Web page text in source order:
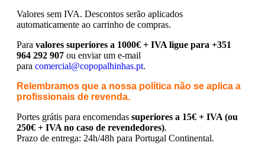
Valores sem IVA. Descontos serão aplicados
automaticamente ao carrinho de compras.
Para valores superiores a 1000€ + IVA ligue para +351
964 292 907 ou enviar um e-mail
para comercial@copopalhinhas.pt.
Relembramos que a nossa política não se aplica a
profissionais de revenda.
Portes grátis para encomendas superiores a 15€ + IVA (ou
250€ + IVA no caso de revendedores).
Prazo de entrega: 24h/48h para Portugal Continental.